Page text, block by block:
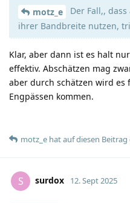
motz_e
Der Fall,,
ihrer Bandbreite nutzen,
Klar, aber dann ist es halt
effektiv. Abschätzen mag
aber durch schätzen wird
Engpässen kommen.
motz_e hatauf diesen
S surdox 12. Sept 2025